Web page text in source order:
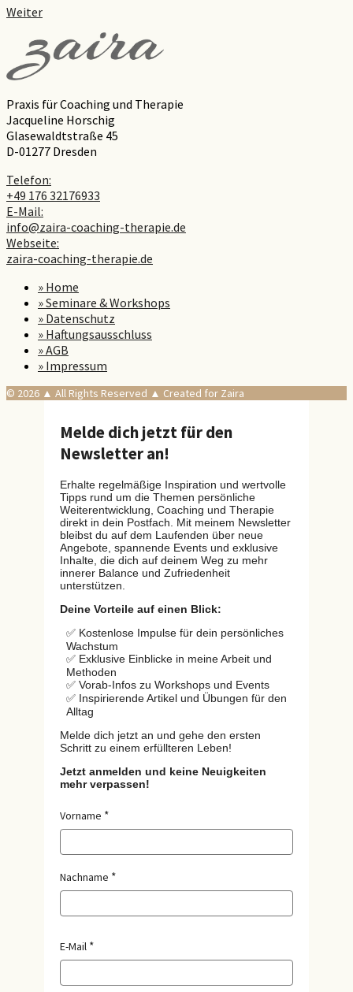
Weiter
Praxis für Coaching und Therapie
Jacqueline Horschig
Glasewaldtstraße 45
D-01277 Dresden
Telefon:
+49 176 32176933
E-Mail:
info@zaira-coaching-therapie.de
Webseite:
zaira-coaching-therapie.de
» Home
» Seminare & Workshops
» Datenschutz
» Haftungsausschluss
» AGB
» Impressum
© 2026 ▲ All Rights Reserved ▲ Created for Zaira
Melde dich jetzt für den
Newsletter an!
Erhalte regelmäßige Inspiration und wertvolle
Tipps rund um die Themen persönliche
Weiterentwicklung, Coaching und Therapie
direkt in dein Postfach. Mit meinem Newsletter
bleibst du auf dem Laufenden über neue
Angebote, spannende Events und exklusive
Inhalte, die dich auf deinem Weg zu mehr
innerer Balance und Zufriedenheit
unterstützen.
Deine Vorteile auf einen Blick:
✅ Kostenlose Impulse für dein persönliches
Wachstum
✅ Exklusive Einblicke in meine Arbeit und
Methoden
✅ Vorab-Infos zu Workshops und Events
✅ Inspirierende Artikel und Übungen für den
Alltag
Melde dich jetzt an und gehe den ersten
Schritt zu einem erfüllteren Leben!
Jetzt anmelden und keine Neuigkeiten
mehr verpassen!
Vorname
Nachname
E-Mail